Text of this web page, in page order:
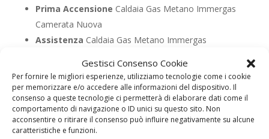
Gestisci Consenso Cookie
Per fornire le migliori esperienze, utilizziamo tecnologie come i cookie
per memorizzare e/o accedere alle informazioni del dispositivo. Il
consenso a queste tecnologie ci permetterà di elaborare dati come il
comportamento di navigazione o ID unici su questo sito. Non
acconsentire o ritirare il consenso può influire negativamente su alcune
caratteristiche e funzioni.
Prima Accensione Caldaia Gas Metano Immergas
Camerata Nuova
Assistenza Caldaia Gas Metano Immergas
Manutenzione
Caldaia Gas Metano Immergas
Camerata Nuova
RiparazioneCaldaia Gas Metano Immergas
Camerata Nuova
Pronto Intervento